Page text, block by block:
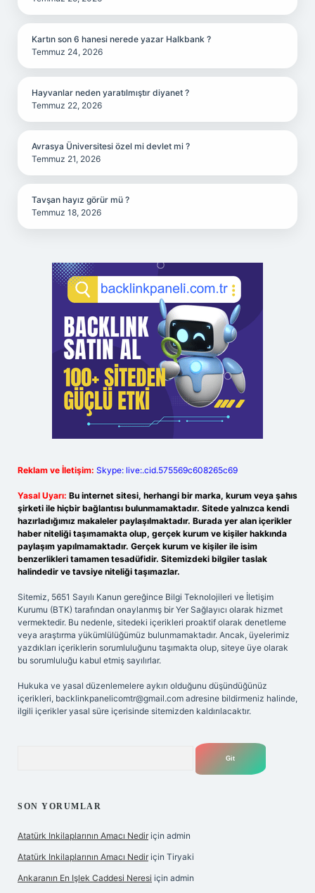
Kartın son 6 hanesi nerede yazar Halkbank ?
Temmuz 24, 2026
Hayvanlar neden yaratılmıştır diyanet ?
Temmuz 22, 2026
Avrasya Üniversitesi özel mi devlet mi ?
Temmuz 21, 2026
Tavşan hayız görür mü ?
Temmuz 18, 2026
Reklam ve İletişim: Skype: live:.cid.575569c608265c69
Yasal Uyarı: Bu internet sitesi, herhangi bir marka, kurum veya şahıs
şirketi ile hiçbir bağlantısı bulunmamaktadır. Sitede yalnızca kendi
hazırladığımız makaleler paylaşılmaktadır. Burada yer alan içerikler
haber niteliği taşımamakta olup, gerçek kurum ve kişiler hakkında
paylaşım yapılmamaktadır. Gerçek kurum ve kişiler ile isim
benzerlikleri tamamen tesadüfidir. Sitemizdeki bilgiler taslak
halindedir ve tavsiye niteliği taşımazlar.
Sitemiz, 5651 Sayılı Kanun gereğince Bilgi Teknolojileri ve İletişim
Kurumu (BTK) tarafından onaylanmış bir Yer Sağlayıcı olarak hizmet
vermektedir. Bu nedenle, sitedeki içerikleri proaktif olarak denetleme
veya araştırma yükümlülüğümüz bulunmamaktadır. Ancak, üyelerimiz
yazdıkları içeriklerin sorumluluğunu taşımakta olup, siteye üye olarak
bu sorumluluğu kabul etmiş sayılırlar.
Hukuka ve yasal düzenlemelere aykırı olduğunu düşündüğünüz
içerikleri, backlinkpanelicomtr@gmail.com adresine bildirmeniz halinde,
ilgili içerikler yasal süre içerisinde sitemizden kaldırılacaktır.
SON YORUMLAR
Atatürk Inkilaplarının Amacı Nedir için admin
Atatürk Inkilaplarının Amacı Nedir için Tiryaki
Ankaranın En Işlek Caddesi Neresi için admin